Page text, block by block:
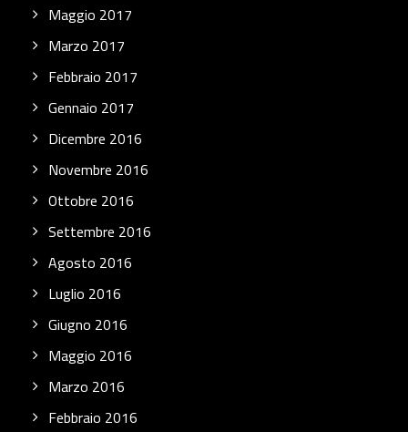
Maggio 2017
Marzo 2017
Febbraio 2017
Gennaio 2017
Dicembre 2016
Novembre 2016
Ottobre 2016
Settembre 2016
Agosto 2016
Luglio 2016
Giugno 2016
Maggio 2016
Marzo 2016
Febbraio 2016